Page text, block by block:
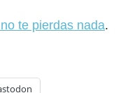
te pierdas nada.